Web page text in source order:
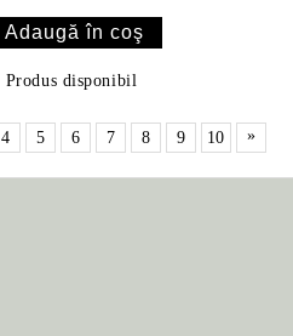
Produs disponibil
4 5 6 7 8 9 10 »